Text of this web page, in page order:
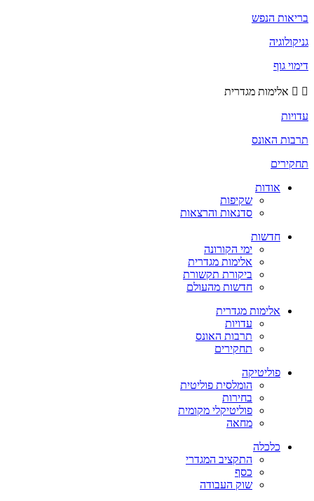
בריאות הנפש
גניקולוגיה
דימוי גוף
אלימות מגדרית
עדויות
תרבות האונס
תחקירים
אודות
שקיפות
סדנאות והרצאות
חדשות
ימי הקורונה
אלימות מגדרית
ביקורת תקשורת
חדשות מהעולם
אלימות מגדרית
עדויות
תרבות האונס
תחקירים
פוליטיקה
הומלסית פוליטית
בחירות
פוליטיקלי מקומית
מחאה
כלכלה
התקציב המגדרי
כסף
שוק העבודה